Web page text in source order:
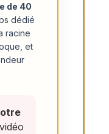
de 40
dédié
racine
et